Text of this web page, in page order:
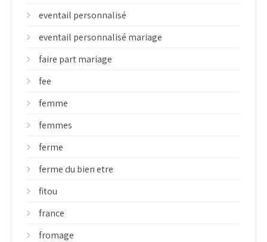
eventail personnalisé
eventail personnalisé mariage
faire part mariage
fee
femme
femmes
ferme
ferme du bien etre
fitou
france
fromage